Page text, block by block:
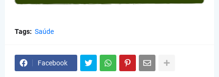
Tags: Saúde
Facebook